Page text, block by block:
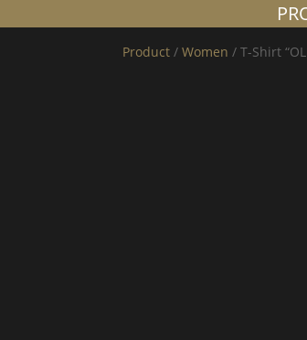
Product /Women / T-Shirt